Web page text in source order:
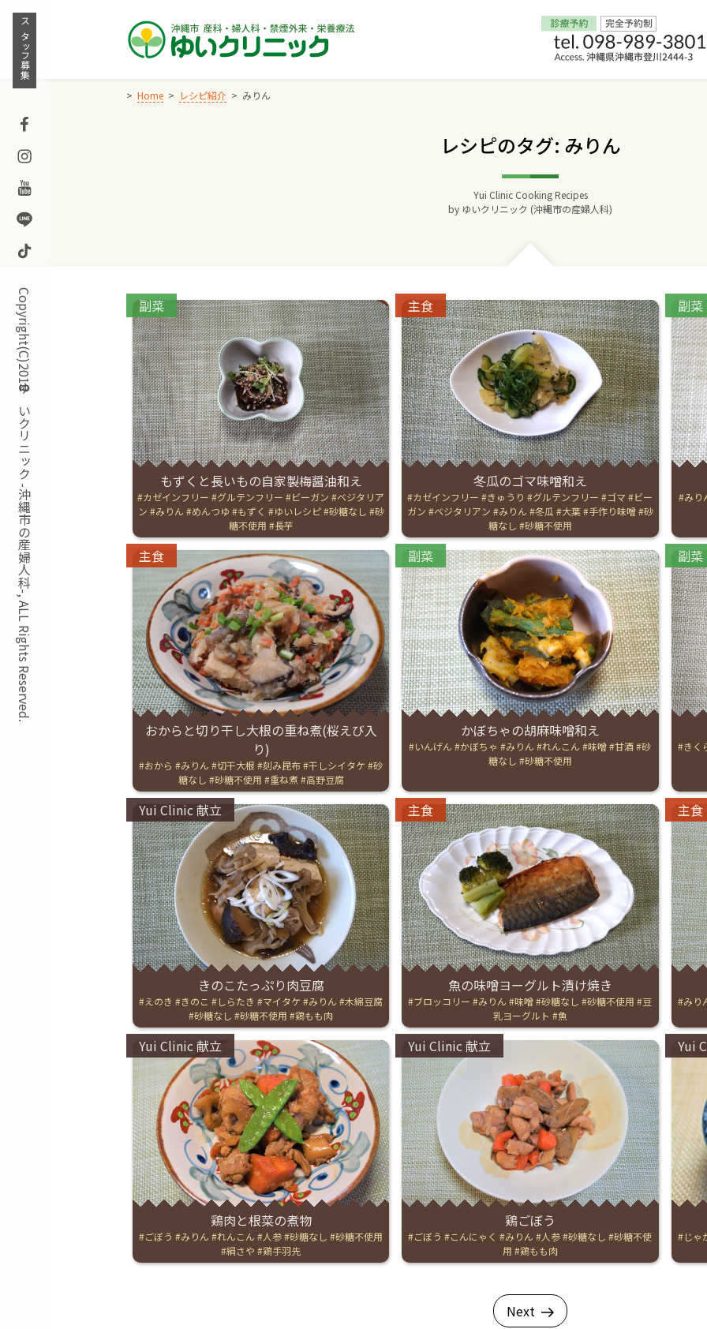
Skip
content
スタッフ募集
Facebook
Instagram
Youtube
Line
TikTok
Copyright(C)2018ゆいクリニック -沖縄市の産婦人科-, ALL Rights Reserved.
Home レシピ紹介 みりん
レシピのタグ: みりん
Yui Clinic Cooking Recipes
by ゆいクリニック (沖縄市の産婦人科)
Categories:
副菜
もずくと長いもの自家製梅醤油和え
Tags:
カゼインフリー グルテンフリー ビーガン
ベジタリア
ン
みりん めんつゆ もずく ゆいレシピ 砂糖なし
砂
糖不使用
長芋
Categories:
主食
冬瓜のゴマ味噌和え
Tags:
カゼインフリー きゅうり グルテンフリー ゴマ
ビー
ガン
ベジタリアン みりん 冬瓜 大葉 手作り味噌 砂
糖なし
砂糖不使用
副菜
Tags:
みり
Categories:
主食
おからと切り干し大根の重ね煮(桜えび入
り)
Tags:
おから みりん 切干大根 刻み昆布 干しシイタケ
砂
糖なし
砂糖不使用 重ね煮 高野豆腐
Categories:
副菜
かぼちゃの胡麻味噌和え
Tags:
いんげん かぼちゃ みりん れんこん 味噌 甘酒
砂
糖なし
砂糖不使用
副菜
Tags:
きく
Categories:
Yui Clinic 献立
きのこたっぷり肉豆腐
Tags:
えのき きのこ しらたき マイタケ みりん
木綿豆腐
砂糖なし
砂糖不使用 鶏もも肉
Categories:
主食
魚の味噌ヨーグルト漬け焼き
Tags:
ブロッコリー みりん 味噌 砂糖なし 砂糖不使用
豆
乳ヨーグルト
魚
主食
Tags:
みり
Categories:
Yui Clinic 献立
鶏肉と根菜の煮物
Tags:
ごぼう みりん れんこん 人参 砂糖なし
砂糖不使用
絹さや
鶏手羽先
Categories:
Yui Clinic 献立
鶏ごぼう
Tags:
ごぼう こんにゃく みりん 人参 砂糖なし
砂糖不使
用
鶏もも肉
Yui
Tags:
じゃ
Next
交通アクセス
院長からのごあいさつ
ゆいクリニックの経営理念
妊婦健診
お産について
親と子の結びつき支援
母乳育児
予防接種
その他の診療内容
‘さんルーム’ でさまざまな講座・クラス
遠方にお住まいで当院での出産を希望される方へ
医師プロフィール
English Page